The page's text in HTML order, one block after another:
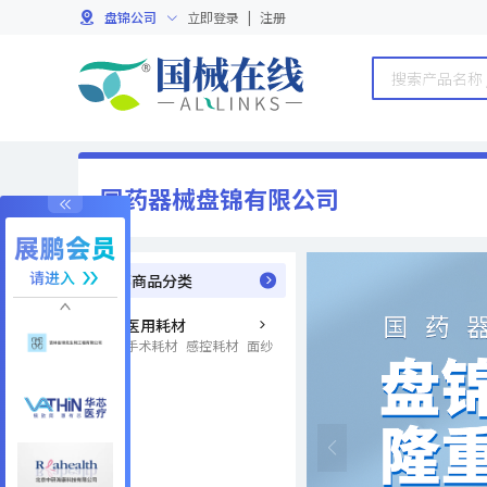
盘锦公司 立即登录 | 注册
国药器械盘锦有限公司
全部商品分类
医用耗材
手术耗材 感控耗材 面纱敷料 护理耗材 骨科耗材